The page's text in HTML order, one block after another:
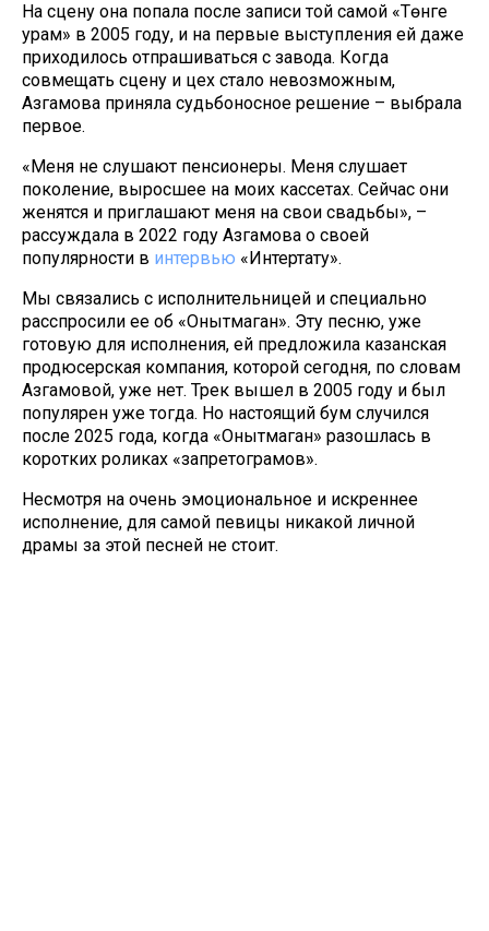
На сцену она попала после записи той самой «Төнге
урам» в 2005 году, и на первые выступления ей даже
приходилось отпрашиваться с завода. Когда
совмещать сцену и цех стало невозможным,
Азгамова приняла судьбоносное решение – выбрала
первое.
«Меня не слушают пенсионеры. Меня слушает
поколение, выросшее на моих кассетах. Сейчас они
женятся и приглашают меня на свои свадьбы», –
рассуждала в 2022 году Азгамова о своей
популярности в интервью «Интертату».
Мы связались с исполнительницей и специально
расспросили ее об «Онытмаган». Эту песню, уже
готовую для исполнения, ей предложила казанская
продюсерская компания, которой сегодня, по словам
Азгамовой, уже нет. Трек вышел в 2005 году и был
популярен уже тогда. Но настоящий бум случился
после 2025 года, когда «Онытмаган» разошлась в
коротких роликах «запретограмов».
Несмотря на очень эмоциональное и искреннее
исполнение, для самой певицы никакой личной
драмы за этой песней не стоит.